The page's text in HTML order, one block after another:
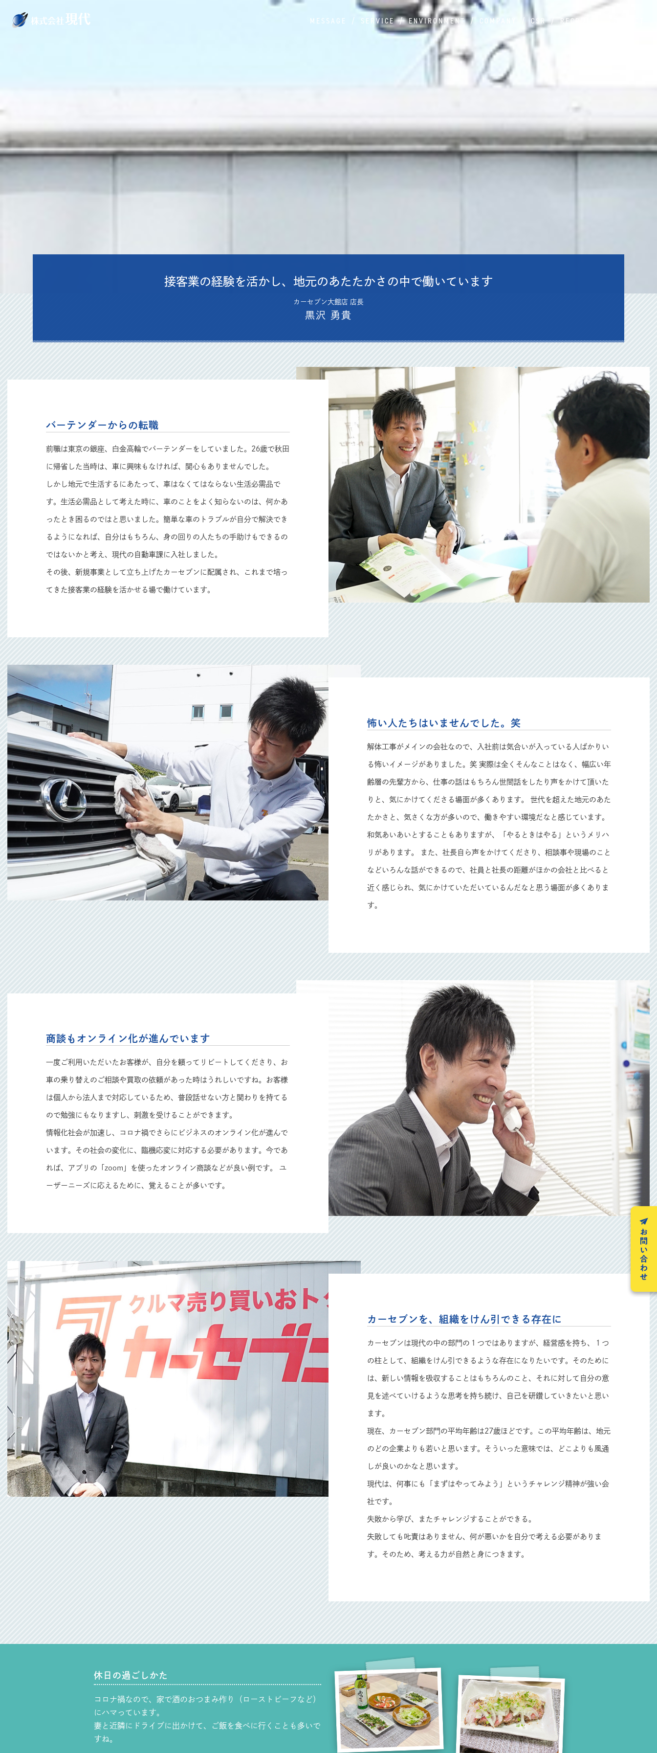
MESSAGE SERVICE ENVIRONMENT COMPANY CSR RECRUIT
接客業の経験を活かし、地元のあたたかさの中で働いています
カーセブン大館店 店長
黒沢 勇貴
バーテンダーからの転職
前職は東京の銀座、白金高輪でバーテンダーをしていました。26歳で秋田
に帰省した当時は、車に興味もなければ、関心もありませんでした。
しかし地元で生活するにあたって、車はなくてはならない生活必需品で
す。生活必需品として考えた時に、車のことをよく知らないのは、何かあ
ったとき困るのではと思いました。簡単な車のトラブルが自分で解決でき
るようになれば、自分はもちろん、身の回りの人たちの手助けもできるの
ではないかと考え、現代の自動車課に入社しました。
その後、新規事業として立ち上げたカーセブンに配属され、これまで培っ
てきた接客業の経験を活かせる場で働けています。
怖い人たちはいませんでした。笑
解体工事がメインの会社なので、入社前は気合いが入っている人ばかりい
る怖いイメージがありました。笑 実際は全くそんなことはなく、幅広い年
齢層の先輩方から、仕事の話はもちろん世間話をしたり声をかけて頂いた
りと、気にかけてくださる場面が多くあります。 世代を超えた地元のあた
たかさと、気さくな方が多いので、働きやすい環境だなと感じています。
和気あいあいとすることもありますが、「やるときはやる」というメリハ
リがあります。 また、社長自ら声をかけてくださり、相談事や現場のこと
などいろんな話ができるので、社員と社長の距離がほかの会社と比べると
近く感じられ、気にかけていただいているんだなと思う場面が多くありま
す。
商談もオンライン化が進んでいます
一度ご利用いただいたお客様が、自分を頼ってリピートしてくださり、お
車の乗り替えのご相談や買取の依頼があった時はうれしいですね。お客様
は個人から法人まで対応しているため、普段話せない方と関わりを持てる
ので勉強にもなりますし、刺激を受けることができます。
情報化社会が加速し、コロナ禍でさらにビジネスのオンライン化が進んで
います。その社会の変化に、臨機応変に対応する必要があります。今であ
れば、アプリの「zoom」を使ったオンライン商談などが良い例です。 ユ
ーザーニーズに応えるために、覚えることが多いです。
カーセブンを、組織をけん引できる存在に
カーセブンは現代の中の部門の１つではありますが、経営感を持ち、１つ
の柱として、組織をけん引できるような存在になりたいです。そのために
は、新しい情報を吸収することはもちろんのこと、それに対して自分の意
見を述べていけるような思考を持ち続け、自己を研鑽していきたいと思い
ます。
現在、カーセブン部門の平均年齢は27歳ほどです。この平均年齢は、地元
のどの企業よりも若いと思います。そういった意味では、どこよりも風通
しが良いのかなと思います。
現代は、何事にも「まずはやってみよう」というチャレンジ精神が強い会
社です。
失敗から学び、またチャレンジすることができる。
失敗しても𠮟責はありません、何が悪いかを自分で考える必要がありま
す。そのため、考える力が自然と身につきます。
休日の過ごしかた
コロナ禍なので、家で酒のおつまみ作り（ローストビーフなど）
にハマっています。
妻と近隣にドライブに出かけて、ご飯を食べに行くことも多いで
すね。